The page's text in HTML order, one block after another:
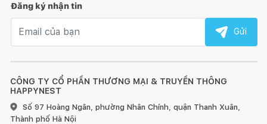
CÔNG TY CỔ PHẦN THƯƠNG MẠI & TRUYỀN THÔNG
HAPPYNEST
Số 97 Hoàng Ngân, phường Nhân Chính, quận Thanh Xuân,
Thành phố Hà Nội
Đăng ký nhận tin
Gửi